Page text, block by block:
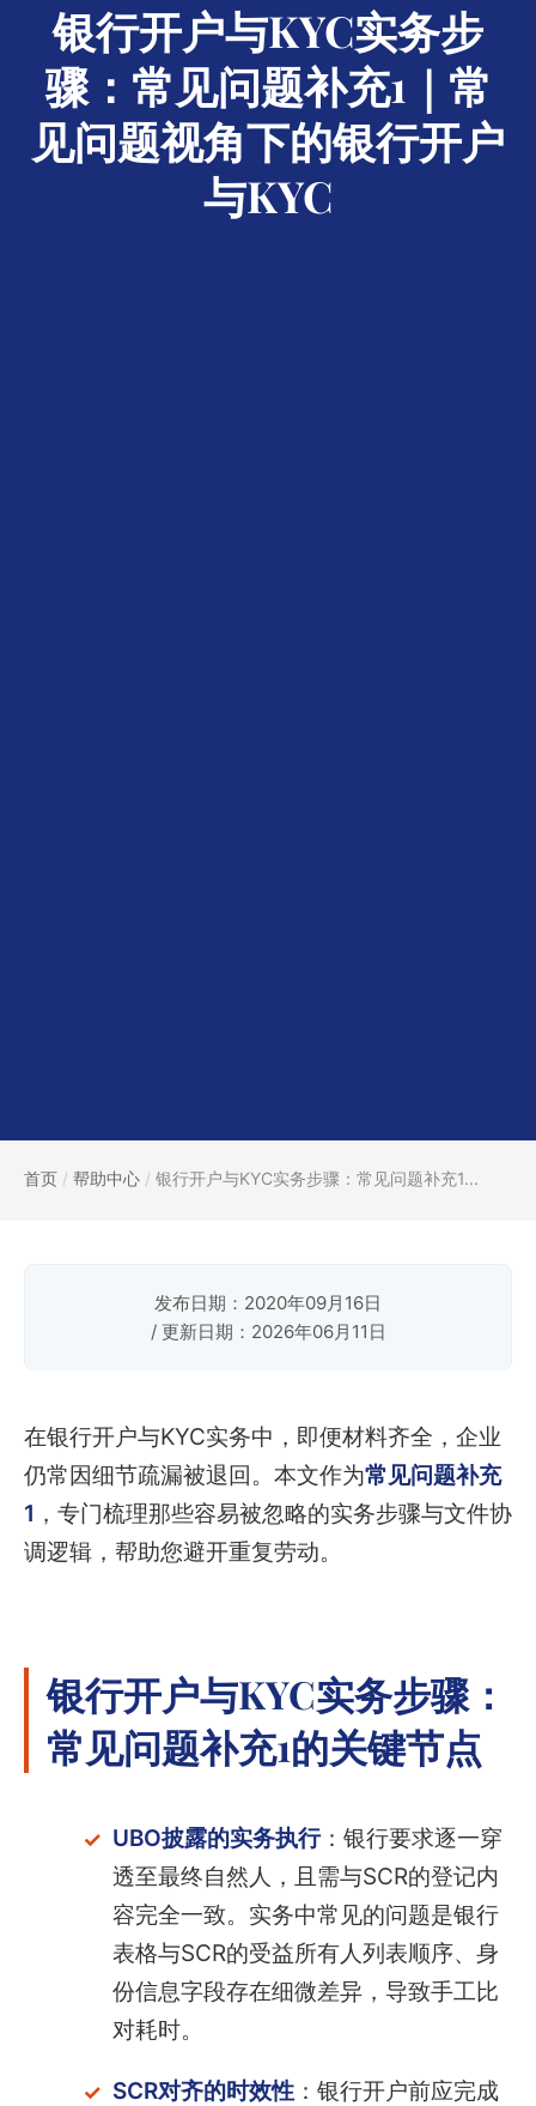
银行开户与KYC实务步
骤：常见问题补充1｜常
见问题视角下的银行开户
与KYC
首页 / 帮助中心 / 银行开户与KYC实务步骤：常见问题补充1...
发布日期：2020年09月16日
/ 更新日期：2026年06月11日
在银行开户与KYC实务中，即便材料齐全，企业
仍常因细节疏漏被退回。本文作为常见问题补充
1 ，专门梳理那些容易被忽略的实务步骤与文件协
调逻辑，帮助您避开重复劳动。
银行开户与KYC实务步骤：
常见问题补充1的关键节点
UBO披露的实务执行：银行要求逐一穿
透至最终自然人，且需与SCR的登记内
容完全一致。实务中常见的问题是银行
表格与SCR的受益所有人列表顺序、身
份信息字段存在细微差异，导致手工比
对耗时。
SCR对齐的时效性：银行开户前应完成